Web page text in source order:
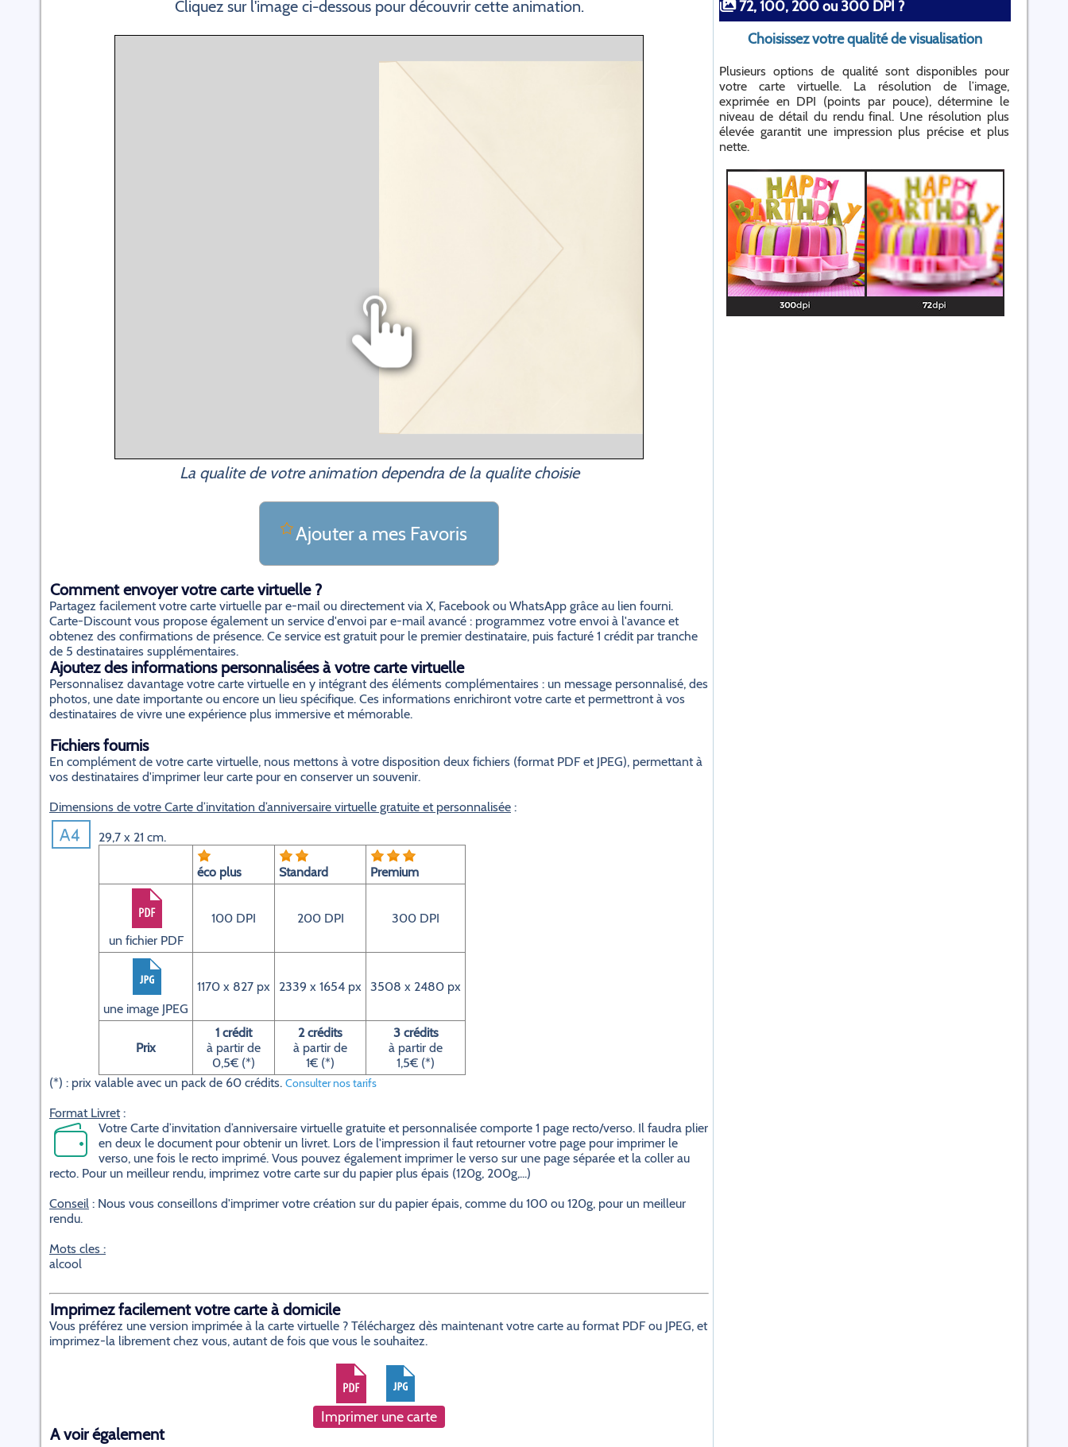
Cliquez sur l'image ci-dessous pour découvrir cette animation.
La qualite de votre animation dependra de la qualite choisie
Ajouter a mes Favoris
Comment envoyer votre carte virtuelle ?
Partagez facilement votre carte virtuelle par e-mail ou directement via X, Facebook ou WhatsApp grâce au lien fourni.
Carte-Discount vous propose également un service d'envoi par e-mail avancé : programmez votre envoi à l'avance et
obtenez des confirmations de présence. Ce service est gratuit pour le premier destinataire, puis facturé 1 crédit par tranche
de 5 destinataires supplémentaires.
Ajoutez des informations personnalisées à votre carte virtuelle
Personnalisez davantage votre carte virtuelle en y intégrant des éléments complémentaires : un message personnalisé, des
photos, une date importante ou encore un lieu spécifique. Ces informations enrichiront votre carte et permettront à vos
destinataires de vivre une expérience plus immersive et mémorable.
Fichiers fournis
En complément de votre carte virtuelle, nous mettons à votre disposition deux fichiers (format PDF et JPEG), permettant à
vos destinataires d'imprimer leur carte pour en conserver un souvenir.
Dimensions de votre Carte d’invitation d’anniversaire virtuelle gratuite et personnalisée :
29,7 x 21 cm.
éco plus Standard Premium
un fichier PDF
100 DPI 200 DPI 300 DPI
une image JPEG
1170 x 827 px 2339 x 1654 px 3508 x 2480 px
Prix
1 crédit
à partir de
0,5€ (*)
2 crédits
à partir de
1€ (*)
3 crédits
à partir de
1,5€ (*)
(*) : prix valable avec un pack de 60 crédits. Consulter nos tarifs
Format Livret:
Votre Carte d’invitation d’anniversaire virtuelle gratuite et personnalisée comporte 1 page recto/verso. Il faudra plier
en deux le document pour obtenir un livret. Lors de l'impression il faut retourner votre page pour imprimer le
verso, une fois le recto imprimé. Vous pouvez également imprimer le verso sur une page séparée et la coller au
recto. Pour un meilleur rendu, imprimez votre carte sur du papier plus épais (120g, 200g,...)
Conseil : Nous vous conseillons d'imprimer votre création sur du papier épais, comme du 100 ou 120g, pour un meilleur
rendu.
Mots cles :
alcool
Imprimez facilement votre carte à domicile
Vous préférez une version imprimée à la carte virtuelle ? Téléchargez dès maintenant votre carte au format PDF ou JPEG, et
imprimez-la librement chez vous, autant de fois que vous le souhaitez.
Imprimer une carte
A voir également
72, 100, 200 ou 300 DPI ?
Choisissez votre qualité de visualisation
Plusieurs options de qualité sont disponibles pour
votre carte virtuelle. La résolution de l’image,
exprimée en DPI (points par pouce), détermine le
niveau de détail du rendu final. Une résolution plus
élevée garantit une impression plus précise et plus
nette.